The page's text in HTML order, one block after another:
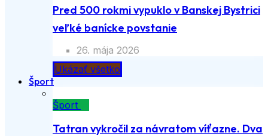
Pred 500 rokmi vypuklo v Banskej Bystrici
veľké banícke povstanie
26. mája 2026
Ukázať všetko
Šport
Šport
Tatran vykročil za návratom víťazne. Dva